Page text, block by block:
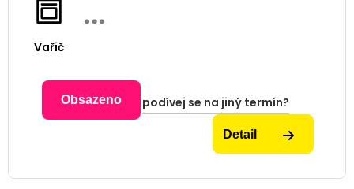
Vařič
Obsazeno podívej se na jiný termín?
Detail